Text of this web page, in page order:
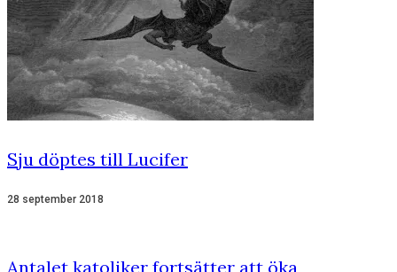
Sju döptes till Lucifer
28 september 2018
Antalet katoliker fortsätter att öka